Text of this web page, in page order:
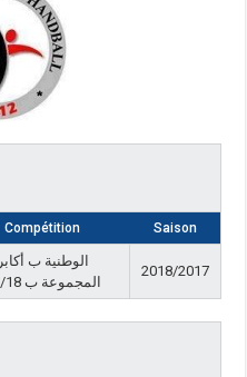
Compétition Saison
الوطنية ب أكابر
المجموعة ب 17/18
2018/2017